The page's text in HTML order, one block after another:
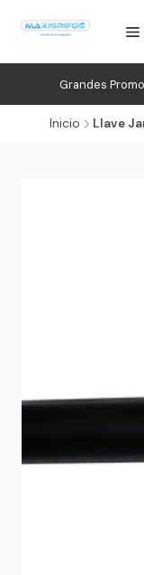
Grandes
Inicio Llave